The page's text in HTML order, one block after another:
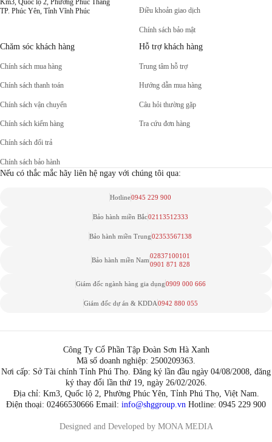
Km3, Quốc lộ 2, Phường Phúc Thắng
TP. Phúc Yên, Tỉnh Vĩnh Phúc
Điều khoản giao dịch
Chính sách bảo mật
Chăm sóc khách hàng
Chính sách mua hàng
Chính sách thanh toán
Chính sách vận chuyển
Chính sách kiểm hàng
Chính sách đổi trả
Chính sách bảo hành
Hỗ trợ khách hàng
Trung tâm hỗ trợ
Hướng dẫn mua hàng
Câu hỏi thường gặp
Tra cứu đơn hàng
Nếu có thắc mắc hãy liên hệ ngay với chúng tôi qua:
Hotline0945 229 900
Bảo hành miền Bắc02113512333
Bảo hành miền Trung02353567138
Bảo hành miền Nam
02837100101
0901 871 828
Giám đốc ngành hàng gia dụng0909 000 666
Giám đốc dự án & KDDA0942 880 055
Công Ty Cổ Phần Tập Đoàn Sơn Hà Xanh
Mã số doanh nghiệp: 2500209363.
Nơi cấp: Sở Tài chính Tỉnh Phú Thọ. Đăng ký lần đầu ngày 04/08/2008, đăng
ký thay đổi lần thứ 19, ngày 26/02/2026.
Địa chỉ: Km3, Quốc lộ 2, Phường Phúc Yên, Tỉnh Phú Thọ, Việt Nam.
Điện thoại: 02466530666 Email: info@shggroup.vn Hotline: 0945 229 900
Designed and Developed by MONA MEDIA